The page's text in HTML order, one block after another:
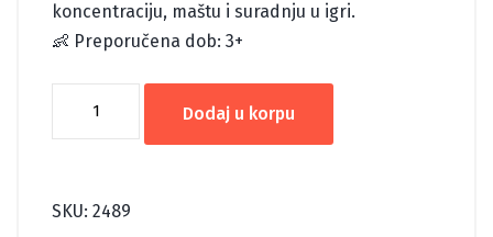
koncentraciju, maštu i suradnju u igri.
👶 Preporučena dob: 3+
Dodaj u korpu
SKU: 2489